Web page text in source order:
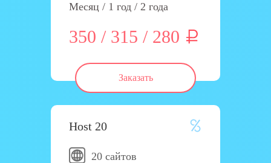
Месяц / 1 год / 2 года
350 / 315 / 280
Заказать
Host 20
20 сайтов